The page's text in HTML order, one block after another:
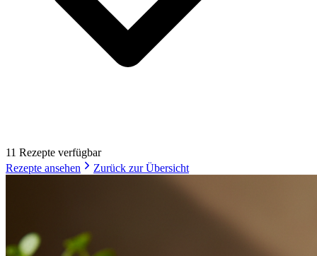
11 Rezepte verfügbar
Rezepte ansehen
Zurück zur Übersicht